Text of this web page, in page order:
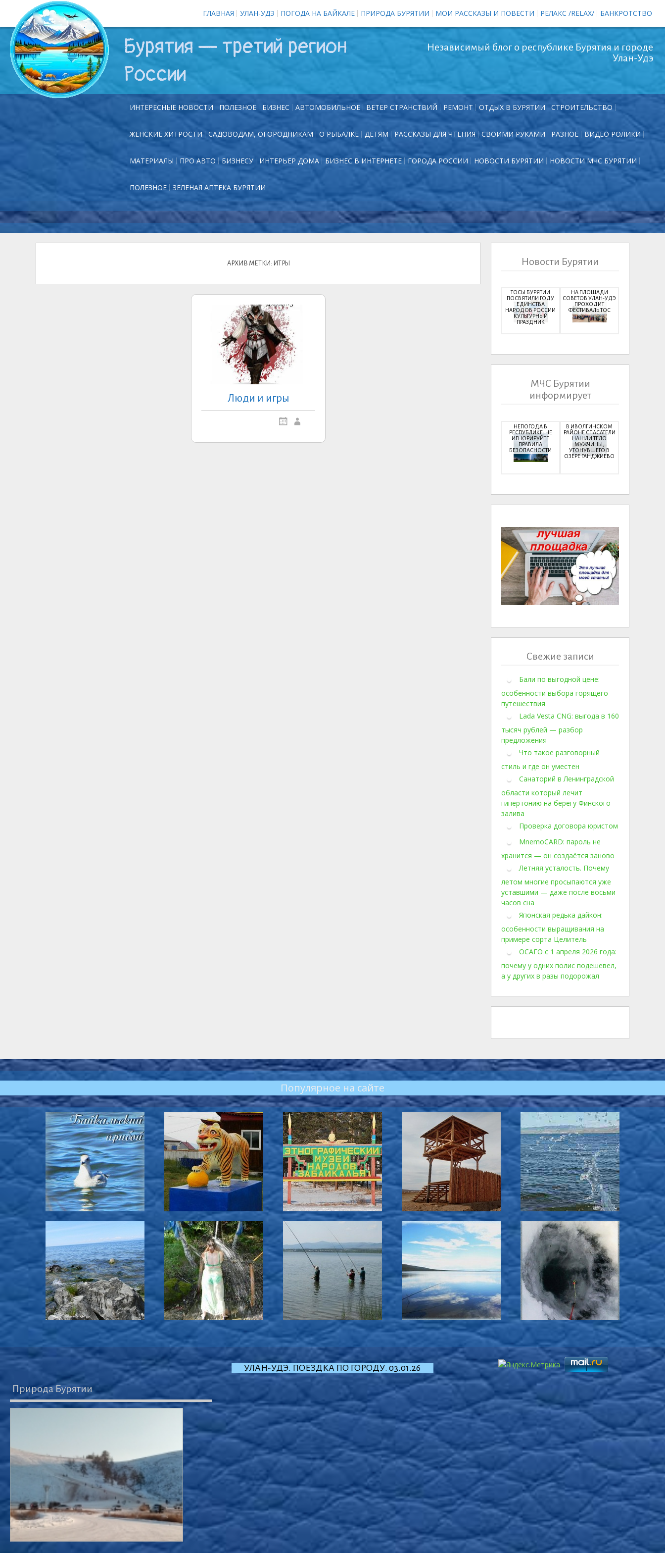
ГЛАВНАЯ УЛАН-УДЭ ПОГОДА НА БАЙКАЛЕ ПРИРОДА БУРЯТИИ МОИ РАССКАЗЫ И ПОВЕСТИ РЕЛАКС /RELAX/ БАНКРОТСТВО
Бурятия — третий регион
России
Независимый блог о республике Бурятия и городе
Улан-Удэ
ИНТЕРЕСНЫЕ НОВОСТИ ПОЛЕЗНОЕ БИЗНЕС АВТОМОБИЛЬНОЕ ВЕТЕР СТРАНСТВИЙ РЕМОНТ ОТДЫХ В БУРЯТИИ СТРОИТЕЛЬСТВО
ЖЕНСКИЕ ХИТРОСТИ САДОВОДАМ, ОГОРОДНИКАМ О РЫБАЛКЕ ДЕТЯМ РАССКАЗЫ ДЛЯ ЧТЕНИЯ СВОИМИ РУКАМИ РАЗНОЕ ВИДЕО РОЛИКИ
МАТЕРИАЛЫ ПРО АВТО БИЗНЕСУ ИНТЕРЬЕР ДОМА БИЗНЕС В ИНТЕРНЕТЕ ГОРОДА РОССИИ НОВОСТИ БУРЯТИИ НОВОСТИ МЧС БУРЯТИИ
ПОЛЕЗНОЕ ЗЕЛЕНАЯ АПТЕКА БУРЯТИИ
АРХИВ МЕТКИ: ИТРЫ
Люди и игры
Новости Бурятии
ТОСЫ БУРЯТИИ
ПОСВЯТИЛИ ГОДУ
ЕДИНСТВА
НАРОДОВ РОССИИ
КУЛЬТУРНЫЙ
ПРАЗДНИК
НА ПЛОЩАДИ
СОВЕТОВ УЛАН-УДЭ
ПРОХОДИТ
ФЕСТИВАЛЬ ТОС
МЧС Бурятии
информирует
НЕПОГОДА В
РЕСПУБЛИКЕ: НЕ
ИГНОРИРУЙТЕ
ПРАВИЛА
БЕЗОПАСНОСТИ
В ИВОЛГИНСКОМ
РАЙОНЕ СПАСАТЕЛИ
НАШЛИ ТЕЛО
МУЖЧИНЫ,
УТОНУВШЕГО В
ОЗЕРЕ ГАНДЖИЕВО
Свежие записи
Бали по выгодной цене:
особенности выбора горящего
путешествия
Lada Vesta CNG: выгода в 160
тысяч рублей — разбор
предложения
Что такое разговорный
стиль и где он уместен
Санаторий в Ленинградской
области который лечит
гипертонию на берегу Финского
залива
Проверка договора юристом
MnemoCARD: пароль не
хранится — он создаётся заново
Летняя усталость. Почему
летом многие просыпаются уже
уставшими — даже после восьми
часов сна
Японская редька дайкон:
особенности выращивания на
примере сорта Целитель
ОСАГО с 1 апреля 2026 года:
почему у одних полис подешевел,
а у других в разы подорожал
Популярное на сайте
Природа Бурятии
УЛАН-УДЭ. ПОЕЗДКА ПО ГОРОДУ. 03.01.26